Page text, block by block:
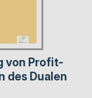
von Profit-
des Dualen